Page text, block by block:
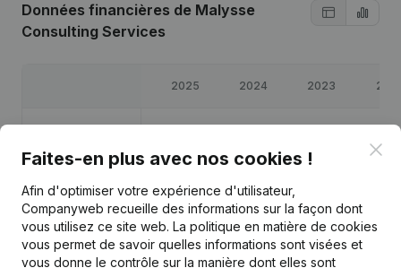
Données financières de Malysse
Consulting Services
2025 2024 2023
26
Marge brute € 63 870 €64 539 € 40 062 €
Faites-en plus avec nos cookies !
Afin d'optimiser votre expérience d'utilisateur,
Companyweb recueille des informations sur la façon dont
vous utilisez ce site web. La politique en matière de cookies
vous permet de savoir quelles informations sont visées et
vous donne le contrôle sur la manière dont elles sont